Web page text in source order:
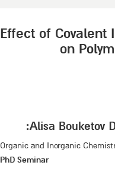
Effect of Covalent
on
Alisa Bouketov
Organic and Inorganic
PhD Seminar